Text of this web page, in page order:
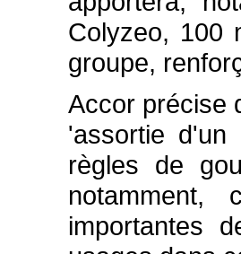
Colyzeo, 100
groupe,
Accor précise
'assortie d'un
règles de
notamment,
importantes